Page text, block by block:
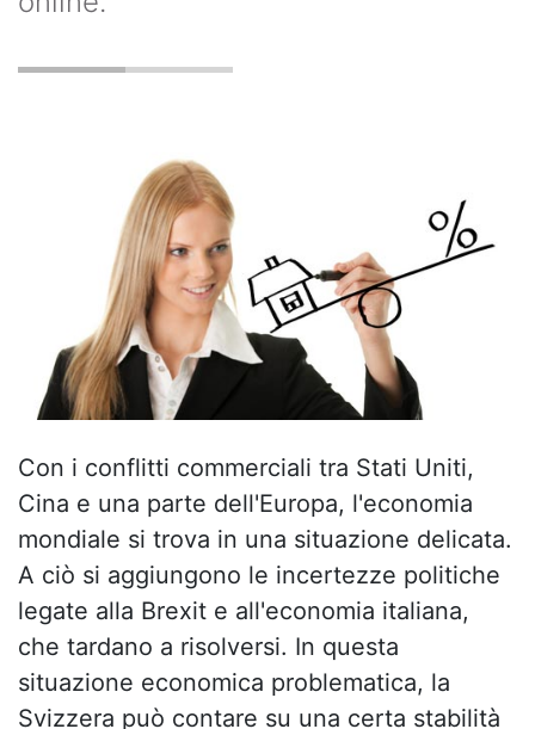
Con i conflitti commerciali tra Stati Uniti,
Cina e una parte dell'Europa, l'economia
mondiale si trova in una situazione delicata.
A ciò si aggiungono le incertezze politiche
legate alla Brexit e all'economia italiana,
che tardano a risolversi. In questa
situazione economica problematica, la
Svizzera può contare su una certa stabilità